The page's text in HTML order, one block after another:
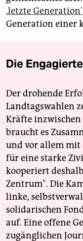
‚letzte Generation'
Generation einer
Die
Der drohende
Landtagswahlen
Kräfte inzwischen
braucht es
und vor allem mit
für eine starke
kooperiert
Zentrum". Die
linke,
solidarischen
auf. Eine offene
zugänglichen